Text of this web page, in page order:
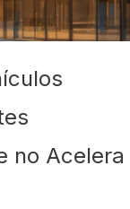
no Acelera